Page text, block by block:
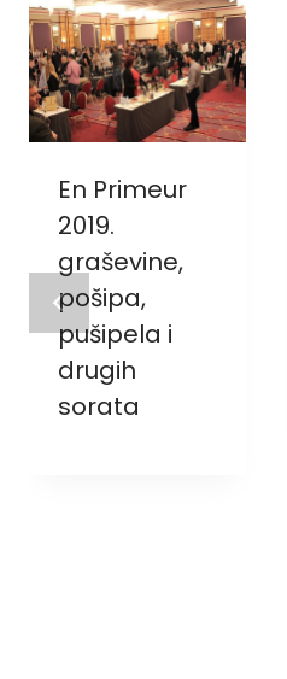
En Primeur
2019.
graševine,
pošipa,
pušipela i
drugih
sorata